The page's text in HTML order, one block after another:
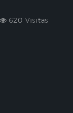
620 Visitas